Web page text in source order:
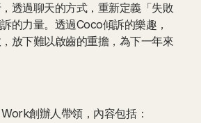
透過聊天的方式，重新定義「失敗
的力量。透過Coco傾訴的樂趣，
放下難以啟齒的重擔，為下一年來
創辦人帶領，內容包括：